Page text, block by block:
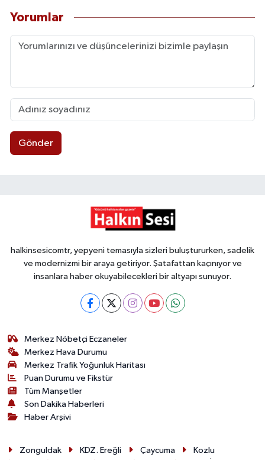
Yorumlar
Gönder
halkinsesicomtr, yepyeni temasıyla sizleri buluştururken, sadelik
ve modernizmi bir araya getiriyor. Şatafattan kaçınıyor ve
insanlara haber okuyabilecekleri bir altyapı sunuyor.
Merkez Nöbetçi Eczaneler
Merkez Hava Durumu
Merkez Trafik Yoğunluk Haritası
Puan Durumu ve Fikstür
Tüm Manşetler
Son Dakika Haberleri
Haber Arşivi
Zonguldak KDZ. Ereğli Çaycuma
Kozlu